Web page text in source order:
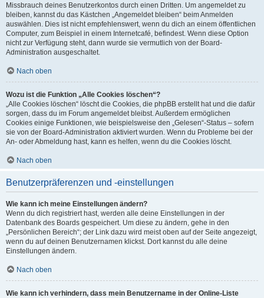
Missbrauch deines Benutzerkontos durch einen Dritten. Um angemeldet zu
bleiben, kannst du das Kästchen „Angemeldet bleiben“ beim Anmelden
auswählen. Dies ist nicht empfehlenswert, wenn du dich an einem öffentlichen
Computer, zum Beispiel in einem Internetcafé, befindest. Wenn diese Option
nicht zur Verfügung steht, dann wurde sie vermutlich von der Board-
Administration ausgeschaltet.
Nach oben
Wozu ist die Funktion „Alle Cookies löschen“?
„Alle Cookies löschen“ löscht die Cookies, die phpBB erstellt hat und die dafür
sorgen, dass du im Forum angemeldet bleibst. Außerdem ermöglichen
Cookies einige Funktionen, wie beispielsweise den „Gelesen“-Status – sofern
sie von der Board-Administration aktiviert wurden. Wenn du Probleme bei der
An- oder Abmeldung hast, kann es helfen, wenn du die Cookies löscht.
Nach oben
Benutzerpräferenzen und -einstellungen
Wie kann ich meine Einstellungen ändern?
Wenn du dich registriert hast, werden alle deine Einstellungen in der
Datenbank des Boards gespeichert. Um diese zu ändern, gehe in den
„Persönlichen Bereich“; der Link dazu wird meist oben auf der Seite angezeigt,
wenn du auf deinen Benutzernamen klickst. Dort kannst du alle deine
Einstellungen ändern.
Nach oben
Wie kann ich verhindern, dass mein Benutzername in der Online-Liste